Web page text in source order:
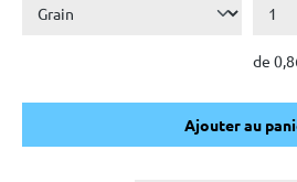
de
Ajouter au
Ajouter au